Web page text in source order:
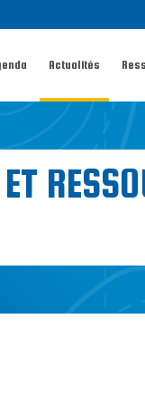
Actualités